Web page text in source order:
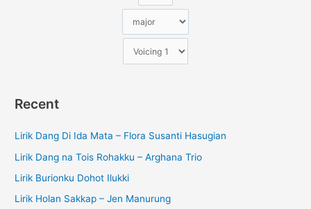
Recent
Lirik Dang Di Ida Mata – Flora Susanti Hasugian
Lirik Dang na Tois Rohakku – Arghana Trio
Lirik Burionku Dohot Ilukki
Lirik Holan Sakkap – Jen Manurung